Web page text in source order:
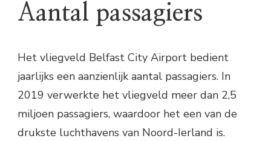
Aantal passagiers
Het vliegveld Belfast City Airport bedient
jaarlijks een aanzienlijk aantal passagiers. In
2019 verwerkte het vliegveld meer dan 2,5
miljoen passagiers, waardoor het een van de
drukste luchthavens van Noord-Ierland is.